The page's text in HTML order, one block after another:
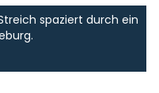
spaziert durch ein